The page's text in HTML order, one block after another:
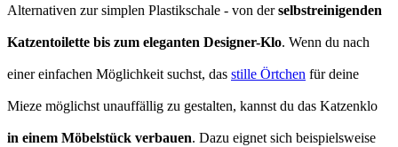
Alternativen zur simplen Plastikschale - von derselbstreinigenden
Katzentoilette bis zum eleganten Designer-Klo. Wenn du nach
einer einfachen Möglichkeit suchst, das stille Örtchen für deine
Mieze möglichst unauffällig zu gestalten, kannst du das Katzenklo
in einem Möbelstück verbauen. Dazu eignet sich beispielsweise